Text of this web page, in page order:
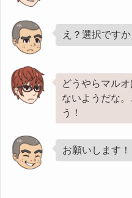
え？選択です
どうやらマルオ
ないようだな
う！
お願いします！